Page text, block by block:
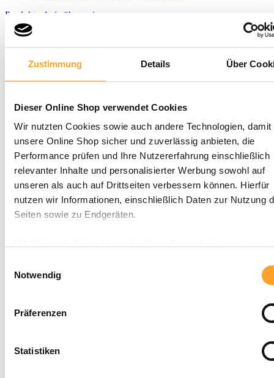
Zustimmung Details Über
Dieser Online Shop verwendet Cookies
Wir nutzten Cookies sowie auch andere Technologien, damit
unsere Online Shop sicher und zuverlässig anbieten, die
Performance prüfen und Ihre Nutzererfahrung einschließlich
relevanter Inhalte und personalisierter Werbung sowohl auf
unseren als auch auf Drittseiten verbessern können. Hierfür
nutzen wir Informationen, einschließlich Daten zur Nutzung
Seiten sowie zu Endgeräten.
Dienste vornehmen oder diese ablehnen. Die Einwilligung
Sie jederzeit mit Wirkung für die Zukunft einzeln widerrufen
Notwendig
Präferenzen
Statistiken
Produktgalerie überspringen
Ähnliche Artikel
7,50 €17,95 €
In den Warenkorb
Anno Domini Kirche und Staat
5,00 €13,99 €
In den Warenkorb
CITADEL CC 30 – Spiralkabelschloss
Artikel-Nr. 0666